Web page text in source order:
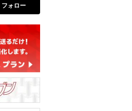
フォロー